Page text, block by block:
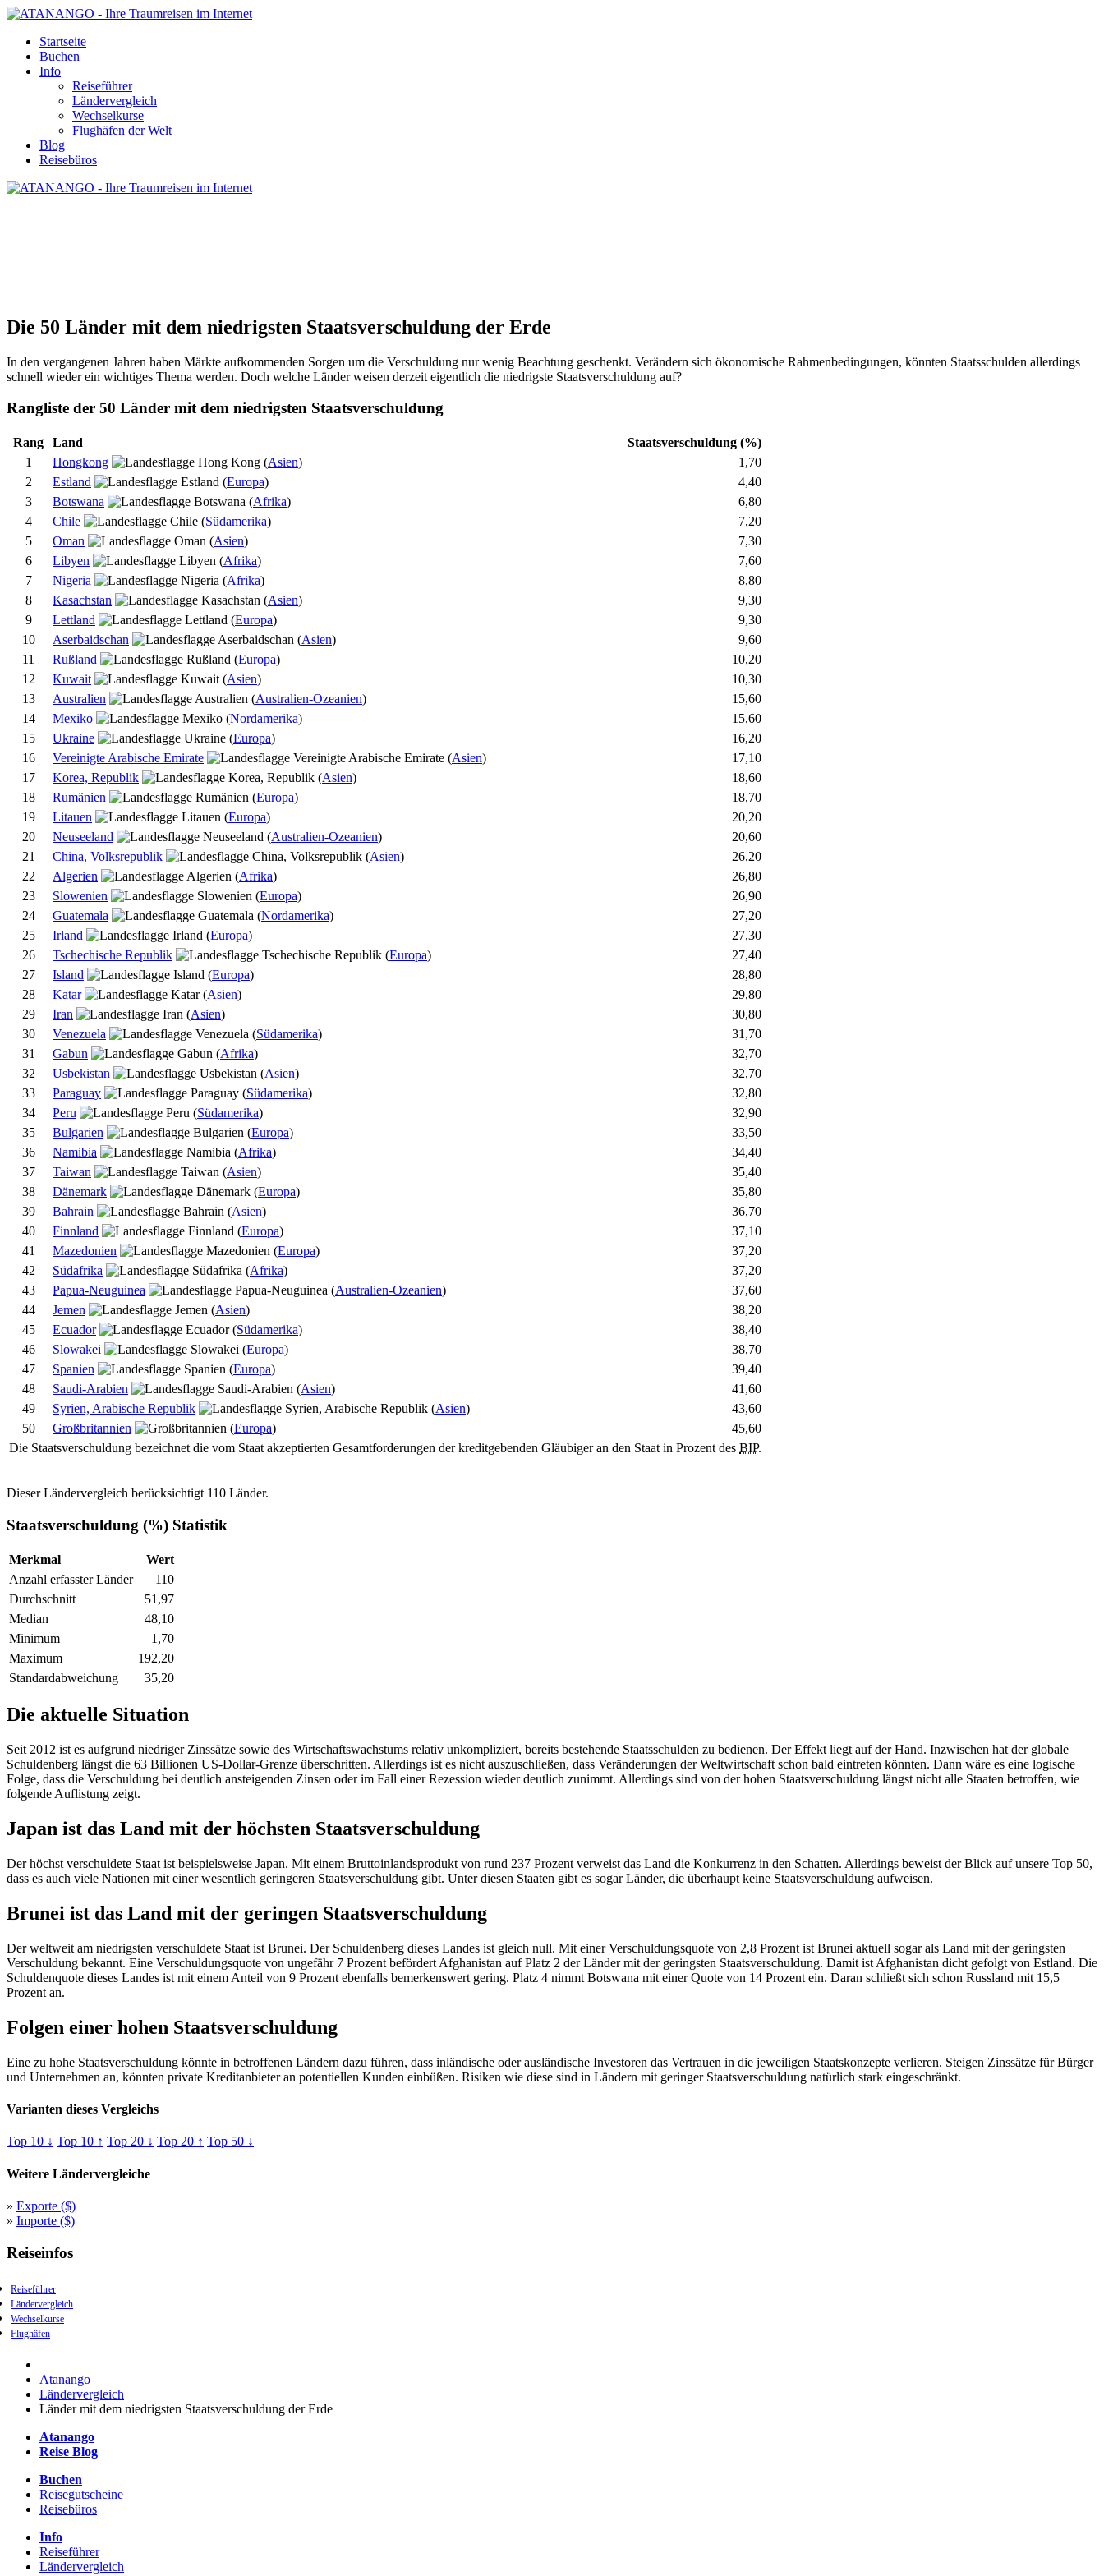
Startseite
Buchen
Info
Reiseführer
Ländervergleich
Wechselkurse
Flughäfen der Welt
Blog
Reisebüros
Die 50 Länder mit dem niedrigsten Staatsverschuldung der Erde
In den vergangenen Jahren haben Märkte aufkommenden Sorgen um die Verschuldung nur wenig Beachtung geschenkt. Verändern sich ökonomische Rahmenbedingungen, könnten Staatsschulden allerdings
schnell wieder ein wichtiges Thema werden. Doch welche Länder weisen derzeit eigentlich die niedrigste Staatsverschuldung auf?
Rangliste der 50 Länder mit dem niedrigsten Staatsverschuldung
Rang Land
Staatsverschuldung (%)
1
Hongkong (Asien)
1,70
2
Estland (Europa)
4,40
3
Botswana (Afrika)
6,80
4
Chile (Südamerika)
7,20
5
Oman (Asien)
7,30
6
Libyen (Afrika)
7,60
7
Nigeria (Afrika)
8,80
8
Kasachstan (Asien)
9,30
9
Lettland (Europa)
9,30
10
Aserbaidschan (Asien)
9,60
11
Rußland (Europa)
10,20
12
Kuwait (Asien)
10,30
13
Australien (Australien-Ozeanien)
15,60
14
Mexiko (Nordamerika)
15,60
15
Ukraine (Europa)
16,20
16
Vereinigte Arabische Emirate (Asien)
17,10
17
Korea, Republik (Asien)
18,60
18
Rumänien (Europa)
18,70
19
Litauen (Europa)
20,20
20
Neuseeland (Australien-Ozeanien)
20,60
21
China, Volksrepublik (Asien)
26,20
22
Algerien (Afrika)
26,80
23
Slowenien (Europa)
26,90
24
Guatemala (Nordamerika)
27,20
25
Irland (Europa)
27,30
26
Tschechische Republik (Europa)
27,40
27
Island (Europa)
28,80
28
Katar (Asien)
29,80
29
Iran (Asien)
30,80
30
Venezuela (Südamerika)
31,70
31
Gabun (Afrika)
32,70
32
Usbekistan (Asien)
32,70
33
Paraguay (Südamerika)
32,80
34
Peru (Südamerika)
32,90
35
Bulgarien (Europa)
33,50
36
Namibia (Afrika)
34,40
37
Taiwan (Asien)
35,40
38
Dänemark (Europa)
35,80
39
Bahrain (Asien)
36,70
40
Finnland (Europa)
37,10
41
Mazedonien (Europa)
37,20
42
Südafrika (Afrika)
37,20
43
Papua-Neuguinea (Australien-Ozeanien)
37,60
44
Jemen (Asien)
38,20
45
Ecuador (Südamerika)
38,40
46
Slowakei (Europa)
38,70
47
Spanien (Europa)
39,40
48
Saudi-Arabien (Asien)
41,60
49
Syrien, Arabische Republik (Asien)
43,60
50
Großbritannien (Europa)
45,60
Die Staatsverschuldung bezeichnet die vom Staat akzeptierten Gesamtforderungen der kreditgebenden Gläubiger an den Staat in Prozent des BIP.
Dieser Ländervergleich berücksichtigt 110 Länder.
Staatsverschuldung (%) Statistik
Merkmal
Wert
Anzahl erfasster Länder
110
Durchschnitt
51,97
Median
48,10
Minimum
1,70
Maximum
192,20
Standardabweichung
35,20
Die aktuelle Situation
Seit 2012 ist es aufgrund niedriger Zinssätze sowie des Wirtschaftswachstums relativ unkompliziert, bereits bestehende Staatsschulden zu bedienen. Der Effekt liegt auf der Hand. Inzwischen hat der globale
Schuldenberg längst die 63 Billionen US-Dollar-Grenze überschritten. Allerdings ist es nicht auszuschließen, dass Veränderungen der Weltwirtschaft schon bald eintreten könnten. Dann wäre es eine logische
Folge, dass die Verschuldung bei deutlich ansteigenden Zinsen oder im Fall einer Rezession wieder deutlich zunimmt. Allerdings sind von der hohen Staatsverschuldung längst nicht alle Staaten betroffen, wie
folgende Auflistung zeigt.
Japan ist das Land mit der höchsten Staatsverschuldung
Der höchst verschuldete Staat ist beispielsweise Japan. Mit einem Bruttoinlandsprodukt von rund 237 Prozent verweist das Land die Konkurrenz in den Schatten. Allerdings beweist der Blick auf unsere Top 50,
dass es auch viele Nationen mit einer wesentlich geringeren Staatsverschuldung gibt. Unter diesen Staaten gibt es sogar Länder, die überhaupt keine Staatsverschuldung aufweisen.
Brunei ist das Land mit der geringen Staatsverschuldung
Der weltweit am niedrigsten verschuldete Staat ist Brunei. Der Schuldenberg dieses Landes ist gleich null. Mit einer Verschuldungsquote von 2,8 Prozent ist Brunei aktuell sogar als Land mit der geringsten
Verschuldung bekannt. Eine Verschuldungsquote von ungefähr 7 Prozent befördert Afghanistan auf Platz 2 der Länder mit der geringsten Staatsverschuldung. Damit ist Afghanistan dicht gefolgt von Estland. Die
Schuldenquote dieses Landes ist mit einem Anteil von 9 Prozent ebenfalls bemerkenswert gering. Platz 4 nimmt Botswana mit einer Quote von 14 Prozent ein. Daran schließt sich schon Russland mit 15,5
Prozent an.
Folgen einer hohen Staatsverschuldung
Eine zu hohe Staatsverschuldung könnte in betroffenen Ländern dazu führen, dass inländische oder ausländische Investoren das Vertrauen in die jeweiligen Staatskonzepte verlieren. Steigen Zinssätze für Bürger
und Unternehmen an, könnten private Kreditanbieter an potentiellen Kunden einbüßen. Risiken wie diese sind in Ländern mit geringer Staatsverschuldung natürlich stark eingeschränkt.
Varianten dieses Vergleichs
Top 10 ↓ Top 10 ↑ Top 20 ↓ Top 20 ↑ Top 50 ↓
Weitere Ländervergleiche
» Exporte ($)
» Importe ($)
Reiseinfos
Reiseführer
Ländervergleich
Wechselkurse
Flughäfen
Atanango
Ländervergleich
Länder mit dem niedrigsten Staatsverschuldung der Erde
Atanango
Reise Blog
Buchen
Reisegutscheine
Reisebüros
Info
Reiseführer
Ländervergleich